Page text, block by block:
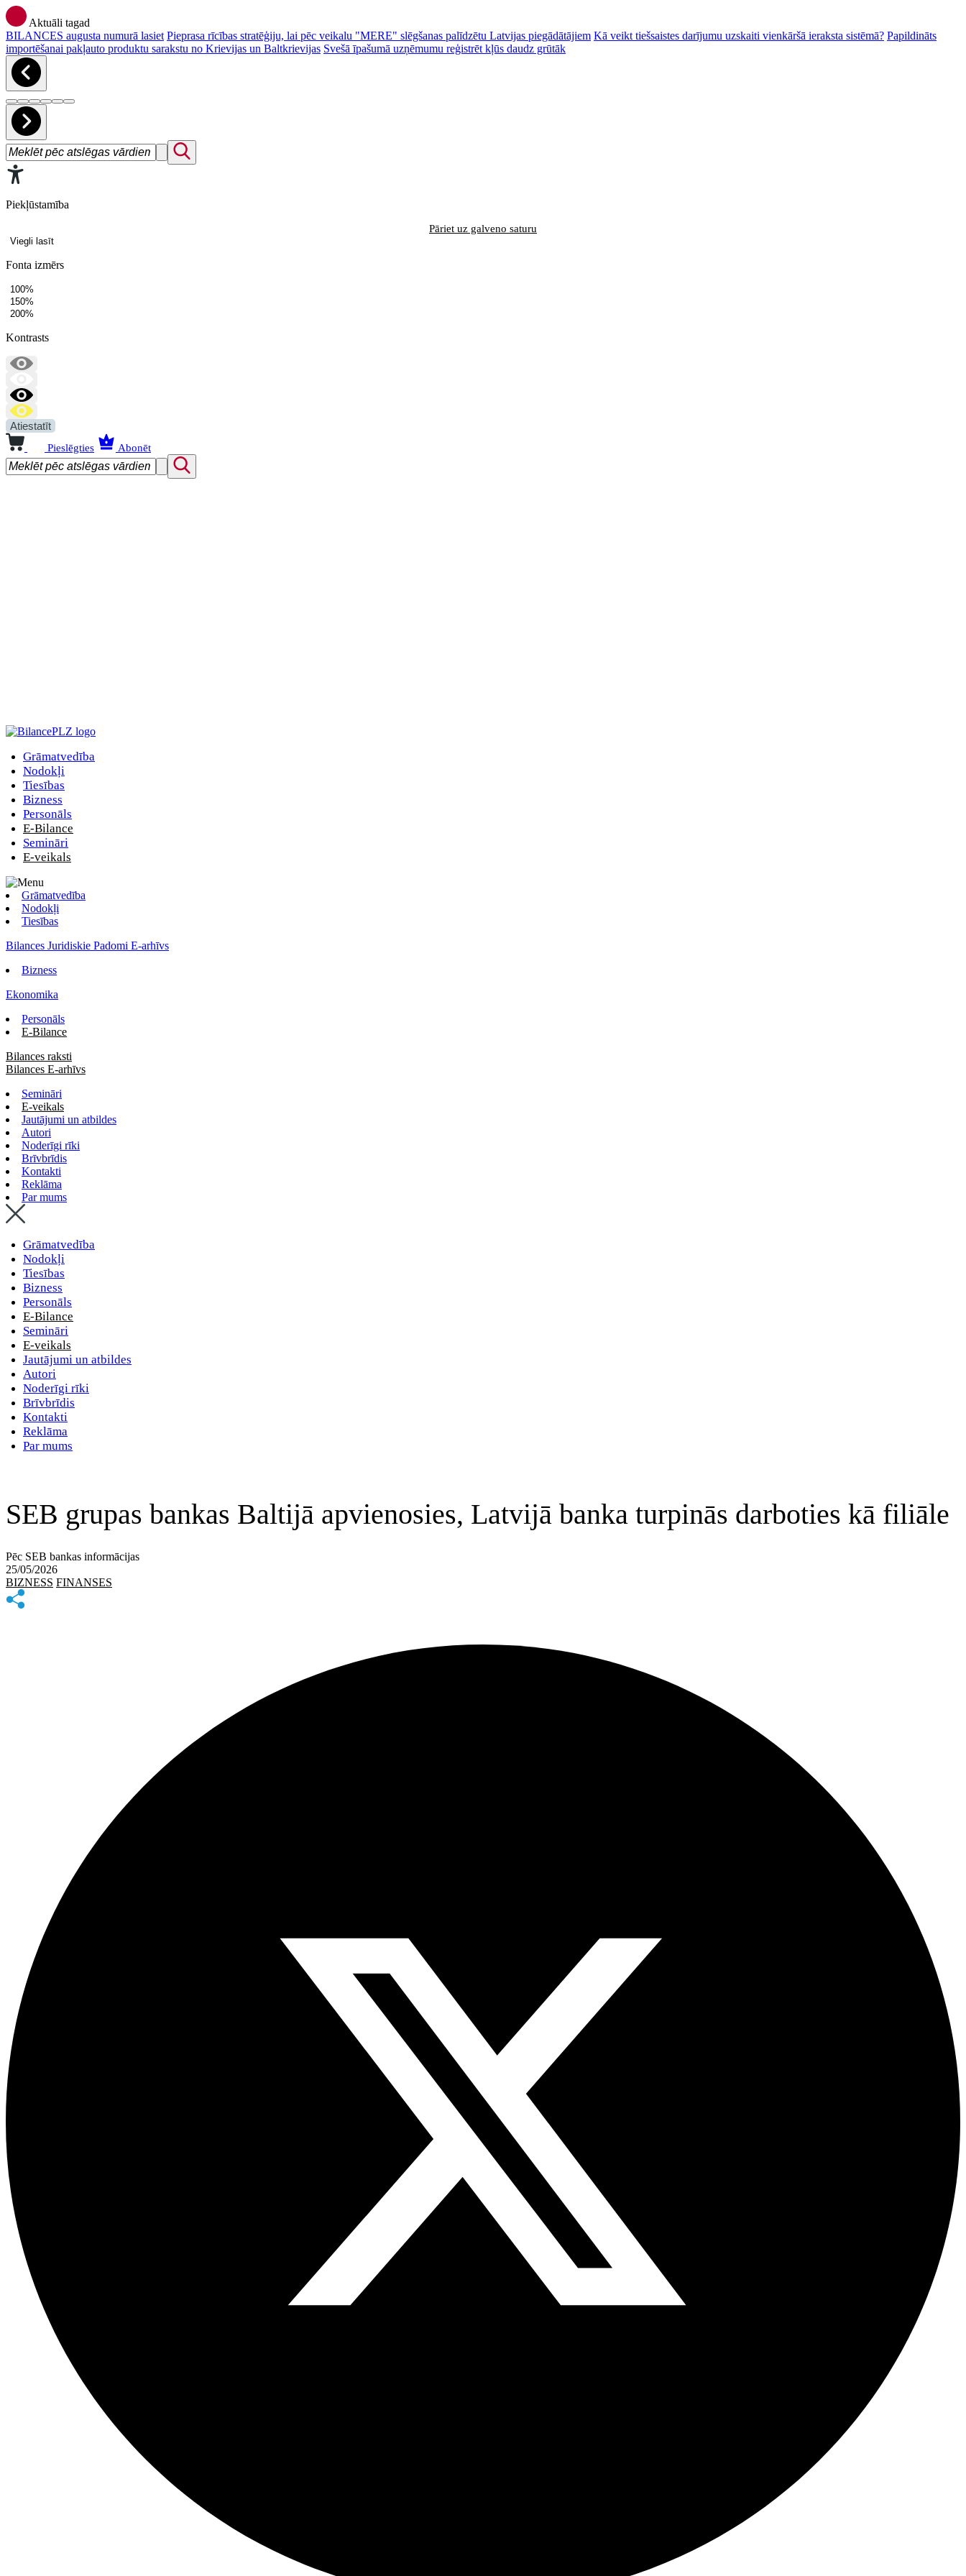
Aktuāli tagad
BILANCES augusta numurā lasiet Pieprasa rīcības stratēģiju, lai pēc veikalu "MERE" slēgšanas palīdzētu Latvijas piegādātājiem Kā veikt tiešsaistes darījumu uzskaiti vienkāršā ieraksta sistēmā? Papildināts
importēšanai pakļauto produktu sarakstu no Krievijas un Baltkrievijas Svešā īpašumā uzņēmumu reģistrēt kļūs daudz grūtāk
Piekļūstamība
Pāriet uz galveno saturu
Viegli lasīt
Fonta izmērs
100%
150%
200%
Kontrasts
Atiestatīt
Pieslēgties Abonēt
Grāmatvedība
Nodokļi
Tiesības
Bizness
Personāls
E-Bilance
Semināri
E-veikals
Grāmatvedība
Nodokļi
Tiesības
Bilances Juridiskie Padomi E-arhīvs
Bizness
Ekonomika
Personāls
E-Bilance
Bilances raksti
Bilances E-arhīvs
Semināri
E-veikals
Jautājumi un atbildes
Autori
Noderīgi rīki
Brīvbrīdis
Kontakti
Reklāma
Par mums
Grāmatvedība
Nodokļi
Tiesības
Bizness
Personāls
E-Bilance
Semināri
E-veikals
Jautājumi un atbildes
Autori
Noderīgi rīki
Brīvbrīdis
Kontakti
Reklāma
Par mums
SEB grupas bankas Baltijā apvienosies, Latvijā banka turpinās darboties kā filiāle
Pēc SEB bankas informācijas
25/05/2026
BIZNESS FINANSES